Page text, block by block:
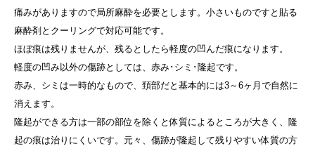
痛みがありますので局所麻酔を必要とします。小さいものですと貼る
麻酔剤とクーリングで対応可能です。
ほぼ痕は残りませんが、残るとしたら軽度の凹んだ痕になります。
軽度の凹み以外の傷跡としては、赤み･シミ･隆起です。
赤み、シミは一時的なもので、頚部だと基本的には3～6ヶ月で自然に
消えます。
隆起ができる方は一部の部位を除くと体質によるところが大きく、隆
起の痕は治りにくいです。元々、傷跡が隆起して残りやすい体質の方